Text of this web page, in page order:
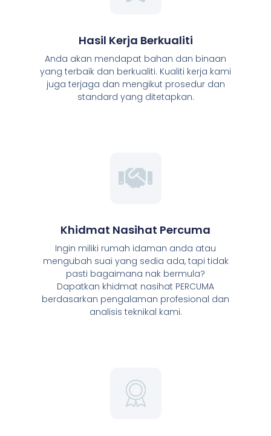
Hasil Kerja Berkualiti
Anda akan mendapat bahan dan binaan
yang terbaik dan berkualiti. Kualiti kerja kami
juga terjaga dan mengikut prosedur dan
standard yang ditetapkan.
Khidmat Nasihat Percuma
Ingin miliki rumah idaman anda atau
mengubah suai yang sedia ada, tapi tidak
pasti bagaimana nak bermula?
Dapatkan khidmat nasihat PERCUMA
berdasarkan pengalaman profesional dan
analisis teknikal kami.